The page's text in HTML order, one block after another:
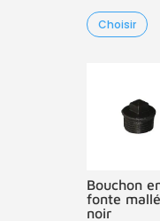
Choisir
Bouchon
fonte
noir